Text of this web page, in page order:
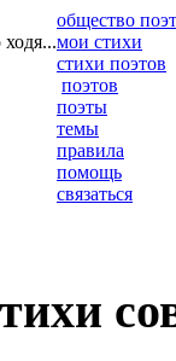
общество
мои стихи
стихи поэтов
поэтов
поэты
темы
правила
помощь
связаться